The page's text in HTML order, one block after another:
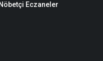
Nöbetçi Eczaneler